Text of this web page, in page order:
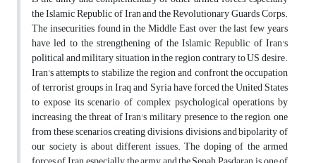
the Islamic Republic of Iran and the Revolutionary Guards Corps.
The insecurities found in the Middle East over the last few years
have led to the strengthening of the Islamic Republic of Iran's
political and military situation in the region contrary to US desire.
Iran's attempts to stabilize the region and confront the occupation
of terrorist groups in Iraq and Syria have forced the United States
to expose its scenario of complex psychological operations by
increasing the threat of Iran's military presence to the region, one
from these scenarios, creating divisions, divisions and bipolarity of
our society is about different issues. The doping of the armed